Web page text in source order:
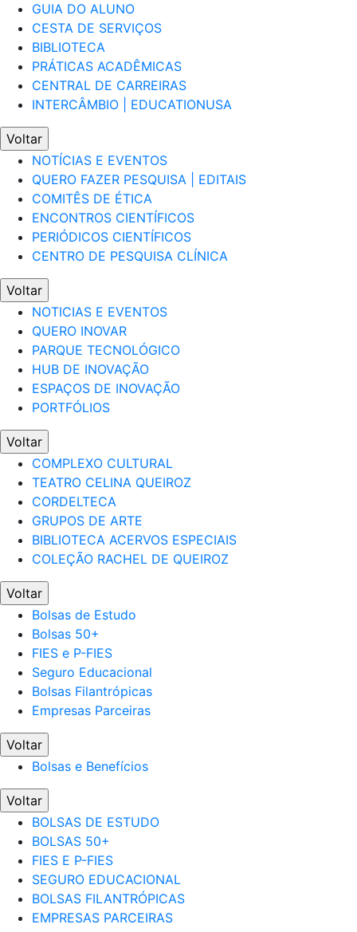
GUIA DO ALUNO
CESTA DE SERVIÇOS
BIBLIOTECA
PRÁTICAS ACADÊMICAS
CENTRAL DE CARREIRAS
INTERCÂMBIO | EDUCATIONUSA
Voltar
NOTÍCIAS E EVENTOS
QUERO FAZER PESQUISA | EDITAIS
COMITÊS DE ÉTICA
ENCONTROS CIENTÍFICOS
PERIÓDICOS CIENTÍFICOS
CENTRO DE PESQUISA CLÍNICA
Voltar
NOTICIAS E EVENTOS
QUERO INOVAR
PARQUE TECNOLÓGICO
HUB DE INOVAÇÃO
ESPAÇOS DE INOVAÇÃO
PORTFÓLIOS
Voltar
COMPLEXO CULTURAL
TEATRO CELINA QUEIROZ
CORDELTECA
GRUPOS DE ARTE
BIBLIOTECA ACERVOS ESPECIAIS
COLEÇÃO RACHEL DE QUEIROZ
Voltar
Bolsas de Estudo
Bolsas 50+
FIES e P-FIES
Seguro Educacional
Bolsas Filantrópicas
Empresas Parceiras
Voltar
Bolsas e Benefícios
Voltar
BOLSAS DE ESTUDO
BOLSAS 50+
FIES E P-FIES
SEGURO EDUCACIONAL
BOLSAS FILANTRÓPICAS
EMPRESAS PARCEIRAS